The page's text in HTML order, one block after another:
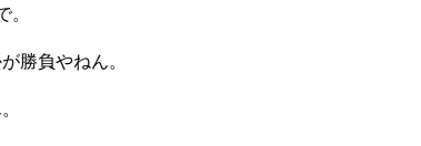
。
勝負やねん。